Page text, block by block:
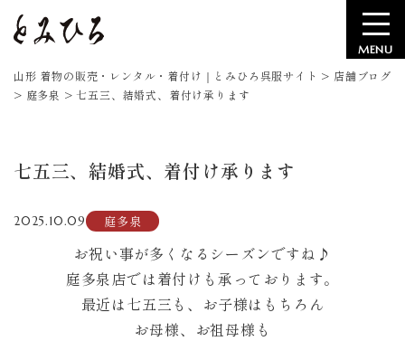
MENU
山形 着物の販売・レンタル・着付け｜とみひろ呉服サイト > 店舗ブログ
> 庭多泉 > 七五三、結婚式、着付け承ります
七五三、結婚式、着付け承ります
2025.10.09 庭多泉
お祝い事が多くなるシーズンですね♪
庭多泉店では着付けも承っております。
最近は七五三も、お子様はもちろん
お母様、お祖母様も